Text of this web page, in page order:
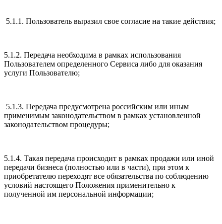
5.1.1. Пользователь выразил свое согласие на такие действия;
5.1.2. Передача необходима в рамках использования
Пользователем определенного Сервиса либо для оказания
услуги Пользователю;
5.1.3. Передача предусмотрена российским или иным
применимым законодательством в рамках установленной
законодательством процедуры;
5.1.4. Такая передача происходит в рамках продажи или иной
передачи бизнеса (полностью или в части), при этом к
приобретателю переходят все обязательства по соблюдению
условий настоящего Положения применительно к
полученной им персональной информации;